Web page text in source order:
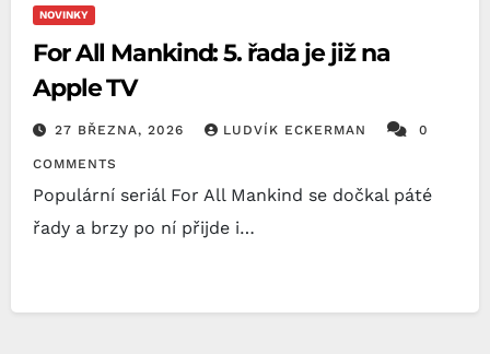
NOVINKY
For All Mankind: 5. řada je již na
Apple TV
27 BŘEZNA, 2026 LUDVÍK ECKERMAN 0
COMMENTS
Populární seriál For All Mankind se dočkal páté
řady a brzy po ní přijde i…